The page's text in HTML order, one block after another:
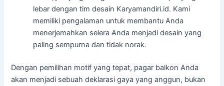
lebar dengan tim desain Karyamandiri.id. Kami
memiliki pengalaman untuk membantu Anda
menerjemahkan selera Anda menjadi desain yang
paling sempurna dan tidak norak.
Dengan pemilihan motif yang tepat, pagar balkon Anda
akan menjadi sebuah deklarasi gaya yang anggun, bukan